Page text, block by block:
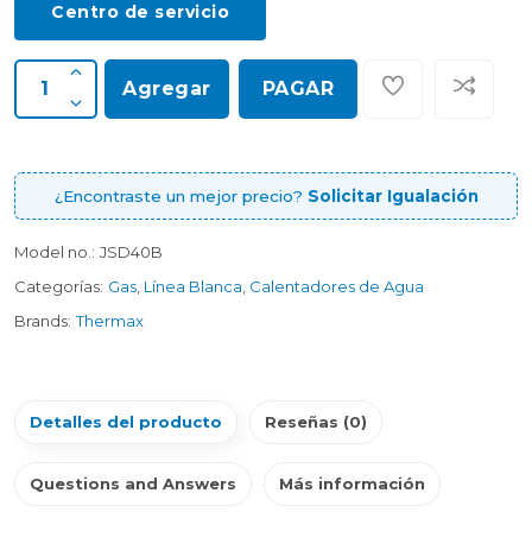
Centro de servicio
Agregar PAGAR
¿Encontraste un mejor precio? Solicitar Igualación
Model no.: JSD40B
Categorías: Gas Línea Blanca Calentadores de Agua
Brands: Thermax
Detalles del producto Reseñas (0)
Questions and Answers Más información